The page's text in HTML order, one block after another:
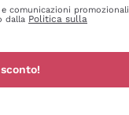
comunicazioni promozionali
dalla Politica sulla